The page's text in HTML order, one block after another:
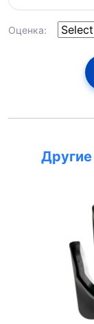
Оценка:
Другие